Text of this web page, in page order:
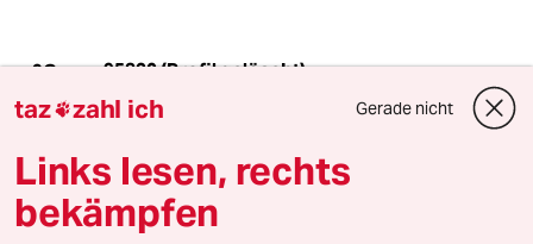
9G 95820 (Profil gelöscht)
30.03.2023
Bin spät dran und habe erst jetzt die grandiose
Unterschrift zum Titelfoto entdeckt.. 👢👢🎩🎇
🎆
taz zahl ich Gerade nicht
Links lesen, rechts
bekämpfen